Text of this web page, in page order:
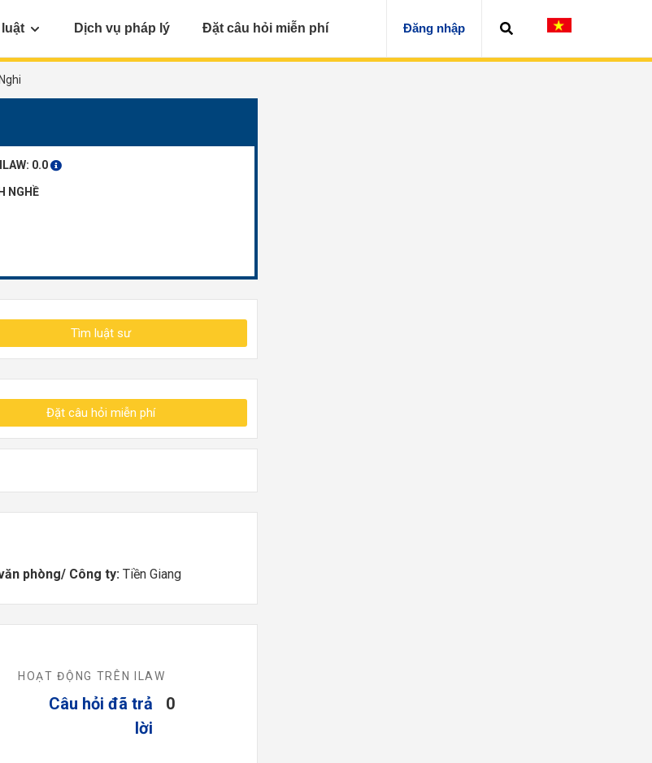
Dịch vụ pháp lý Đặt câu hỏi miễn phí Đăng nhập
0.0
NGHỀ
Tìm luật sư
Đặt câu hỏi miễn phí
phòng/ Công ty: Tiền Giang
HOẠT ĐỘNG TRÊN ILAW
Câu hỏi đã trả
lời
0